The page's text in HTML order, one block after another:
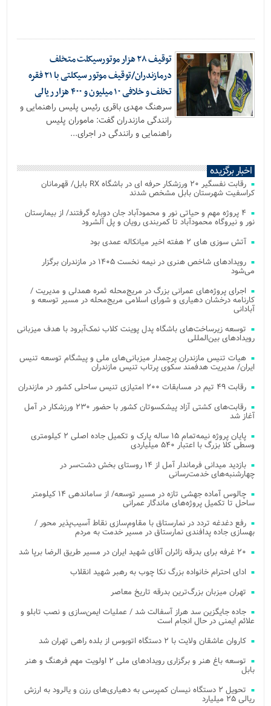
توقیف ۲۸ هزار موتورسیکلت متخلف
درمازندران/توقیف موتور سیکلتی با ۲۱ فقره
تخلف و خلافی ۱۰ میلیون و ۴۰۰ هزار ریالی
سرهنگ مهدی باقری رئیس پلیس راهنمایی و
رانندگی مازندران گفت: ماموران پلیس
راهنمایی و رانندگی در اجرای...
اخبار برگزیده
رقابت نفسگیر ۲۰ ورزشکار حرفه ای در باشگاه RX بابل/ قهرمانان
کراسفیت شهرستان بابل مشخص شدند
۴ پروژه مهم و حیاتی نور و محمودآباد جان دوباره گرفتند/ از بیمارستان
نور و نیروگاه محمودآباد تا کمربندی رویان و پل آلشرود
آتش‌ سوزی‌ های ۲ هفته اخیر میانکاله عمدی بود
رویدادهای شاخص هنری در نیمه نخست ۱۴۰۵ در مازندران برگزار
می‌شود
اجرای پروژه‌های عمرانی بزرگ در مریج‌محله ثمره همدلی و مدیریت /
کارنامه درخشان دهیاری و شورای اسلامی مریج‌محله در مسیر توسعه و
آبادانی
توسعه زیرساخت‌های باشگاه پدل پوینت کلاب نمک‌آبرود با هدف میزبانی
رویدادهای بین‌المللی
هیات تنیس مازندران پرچمدار میزبانی‌های ملی و پیشگام توسعه تنیس
ایران/ مدیریت هدفمند سکوی پرتاب تنیس مازندران
رقابت ۴۹ تیم در مسابقات ۲۰۰ امتیازی تنیس ساحلی کشور در مازندران
رقابت‌های کشتی آزاد پیشکسوتان کشور با حضور ۲۳۰ ورزشکار در آمل
آغاز شد
پایان پروژه نیمه‌تمام ۱۵ ساله پارک و تکمیل جاده اصلی ۲ کیلومتری
وسطی کلا بزرگ با اعتبار ۵۴۰ میلیاردی
بازدید میدانی فرماندار آمل از ۱۴ روستای بخش دشت‌سر در
چهارشنبه‌های خدمت‌رسانی
چالوس آماده جهشی تازه در مسیر توسعه/ از ساماندهی ۱۴ کیلومتر
ساحل تا تکمیل پروژه‌های ماندگار عمرانی
رفع دغدغه تردد در نمارستاق با مقاوم‌سازی نقاط آسیب‌پذیر محور /
بهسازی جاده پدافندی نمارستاق در مسیر خدمت به مردم
۲۰ غرفه برای بدرقه زائران آقای شهید ایران در مسیر طریق الرضا برپا شد
ادای احترام خانواده بزرگ نکا چوب به رهبر شهید انقلاب
تهران میزبان بزرگ‌ترین بدرقه تاریخ معاصر
جاده جایگزین سد هراز آسفالت شد / عملیات ایمن‌سازی و نصب تابلو و
علائم ایمنی در حال انجام است
کاروان عاشقان ولایت با ۲ دستگاه اتوبوس از بلده راهی تهران شد
توسعه باغ هنر و برگزاری رویدادهای ملی ۲ اولویت مهم فرهنگ و هنر
بابل
تحویل ۲ دستگاه نیسان کمپرسی به دهیاری‌های رزن و یالرود به ارزش
ریالی ۲۵ میلیارد